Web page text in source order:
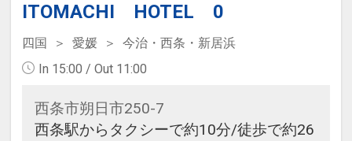
ITOMACHI HOTEL 0
四国 愛媛
今治・西条・新居浜
In 15:00 / Out 11:00
西条市朔日市250-7
西条駅からタクシーで約10分/徒歩で約26